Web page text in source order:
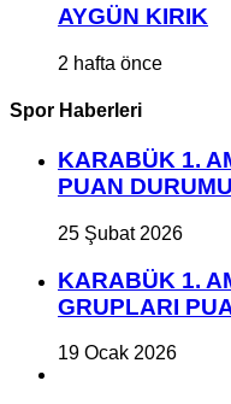
AYGÜN KIRIK
2 hafta önce
Spor Haberleri
KARABÜK 1.
PUAN DURUMU
25 Şubat 2026
KARABÜK 1.
GRUPLARI
19 Ocak 2026